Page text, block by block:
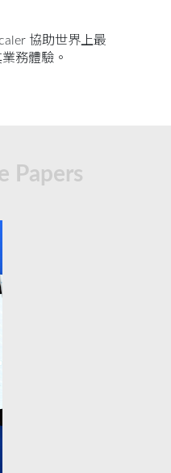
協助世界上最
務體驗。
Papers